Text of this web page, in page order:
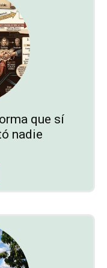
que sí
nadie